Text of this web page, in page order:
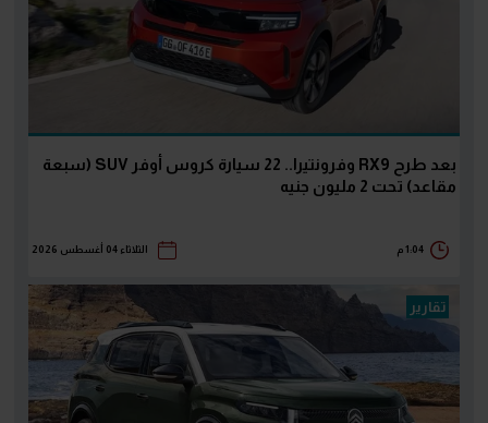
بعد طرح RX9 وفرونتيرا.. 22 سيارة كروس أوفر SUV (سبعة
مقاعد) تحت 2 مليون جنيه
1:04 م الثلاثاء 04 أغسطس 2026
تقارير